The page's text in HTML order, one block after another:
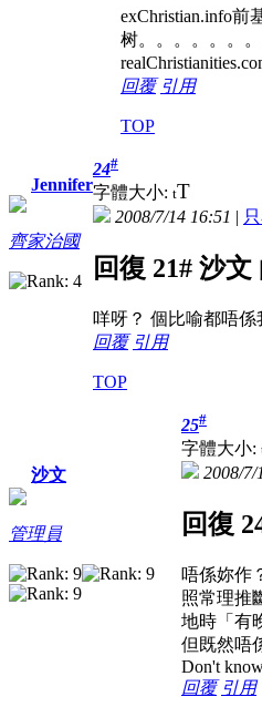
exChristian.info
树。。。。。。
回覆 引用
TOP
Jennifer
齊家治國
24#
字體大小: tT
2008/7/14 16:51 |
回復 21# 沙文
咩呀？ 個比喻都唔係
回覆 引用
TOP
沙文
管理員
25#
字體大小:
2008/7/
回復
唔係妳作
照常理推
地時「有
但既然唔
Don't
回覆 引用